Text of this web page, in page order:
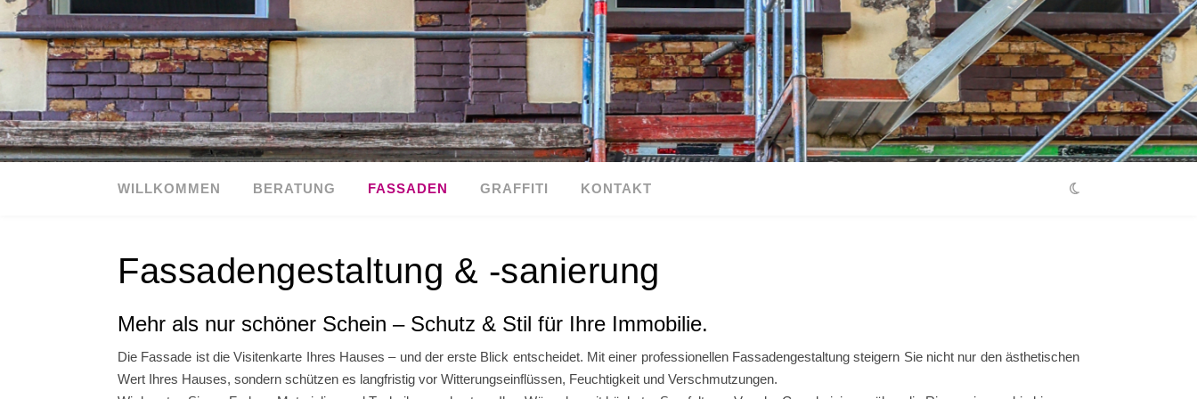
WILLKOMMEN BERATUNG FASSADEN GRAFFITI KONTAKT
Fassadengestaltung & -sanierung
Mehr als nur schöner Schein – Schutz & Stil für Ihre Immobilie.
Die Fassade ist die Visitenkarte Ihres Hauses – und der erste Blick entscheidet. Mit einer professionellen Fassadengestaltung steigern Sie nicht nur den ästhetischen
Wert Ihres Hauses, sondern schützen es langfristig vor Witterungseinflüssen, Feuchtigkeit und Verschmutzungen.